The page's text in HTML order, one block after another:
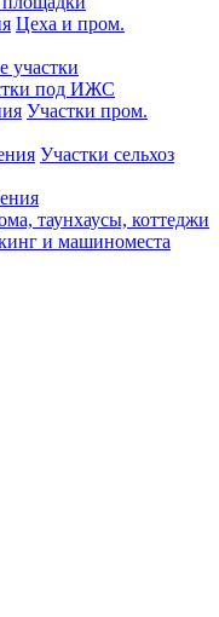
Цеха и пром.
участки
под ИЖС
Участки пром.
Участки сельхоз
таунхаусы, коттеджи
и машиноместа